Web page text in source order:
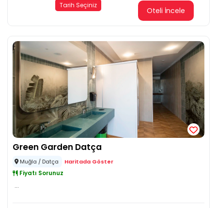
Tarih Seçiniz
Oteli İncele
Green Garden Datça
Muğla / Datça Haritada Göster
Fiyatı Sorunuz
...